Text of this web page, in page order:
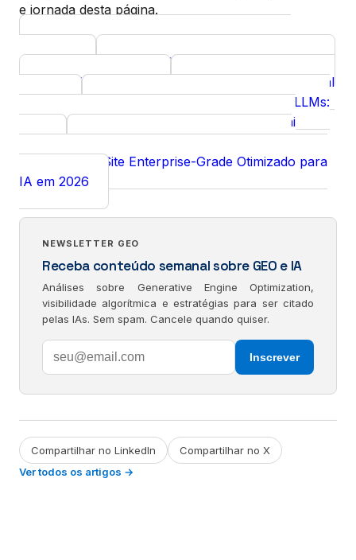
e jornada desta página.
Google Search Console para decisão
executiva
Diagnóstico GEO gratuito
SEO Analytics
GEO para Personal
Autoridade Canônica para LLMs:
Como Definir a Fonte de Verdade que a IA Vai
Construir um Site Enterprise-Grade Otimizado para
IA em 2026
NEWSLETTER GEO
Receba conteúdo semanal sobre GEO e IA
Análises sobre Generative Engine Optimization,
visibilidade algorítmica e estratégias para ser citado
pelas IAs. Sem spam. Cancele quando quiser.
Inscrever
Compartilhar no LinkedIn
Compartilhar no X
Ver todos os artigos →